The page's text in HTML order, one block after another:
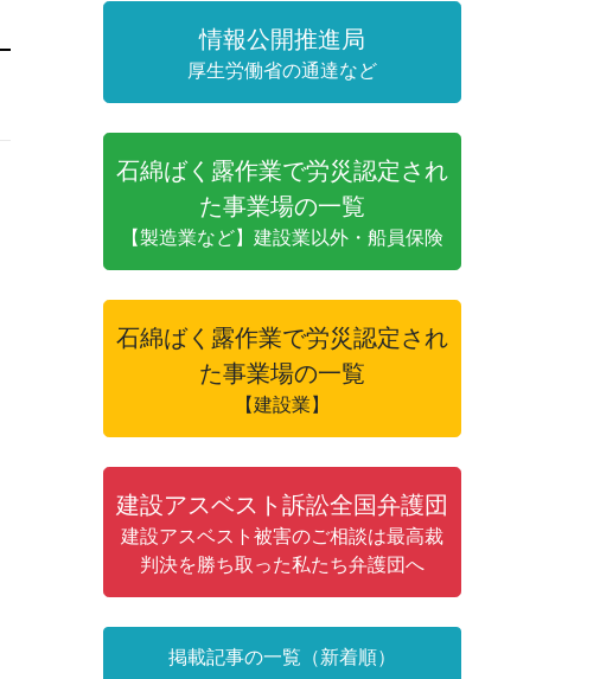
情報公開推進局
厚生労働省の通達など
石綿ばく露作業で労災認定され
た事業場の一覧
【製造業など】建設業以外・船員保険
石綿ばく露作業で労災認定され
た事業場の一覧
【建設業】
建設アスベスト訴訟全国弁護団
建設アスベスト被害のご相談は最高裁
判決を勝ち取った私たち弁護団へ
掲載記事の一覧（新着順）